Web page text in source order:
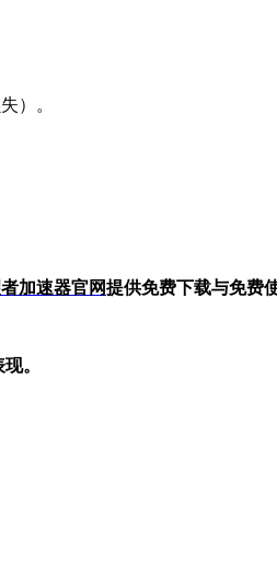
）。
加速器官网提供免费下载与免费
。